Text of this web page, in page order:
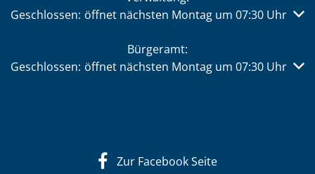
Klicken, um weitere Öffnungs- oder Schließzeiten
Geschlossen: öffnet nächsten Montag um 07:30 Uhr
Bürgeramt:
Klicken, um weitere Öffnungs- oder Schließzeiten
Geschlossen: öffnet nächsten Montag um 07:30 Uhr
Zur Facebook Seite